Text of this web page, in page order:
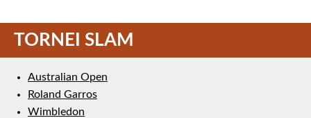
TORNEI SLAM
Australian Open
Roland Garros
Wimbledon